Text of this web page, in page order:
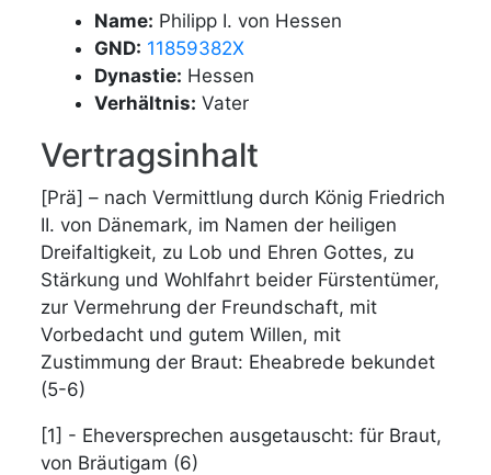
Name: Philipp I. von Hessen
GND: 11859382X
Dynastie: Hessen
Verhältnis: Vater
Vertragsinhalt
[Prä] – nach Vermittlung durch König Friedrich
II. von Dänemark, im Namen der heiligen
Dreifaltigkeit, zu Lob und Ehren Gottes, zu
Stärkung und Wohlfahrt beider Fürstentümer,
zur Vermehrung der Freundschaft, mit
Vorbedacht und gutem Willen, mit
Zustimmung der Braut: Eheabrede bekundet
(5-6)
[1] - Eheversprechen ausgetauscht: für Braut,
von Bräutigam (6)